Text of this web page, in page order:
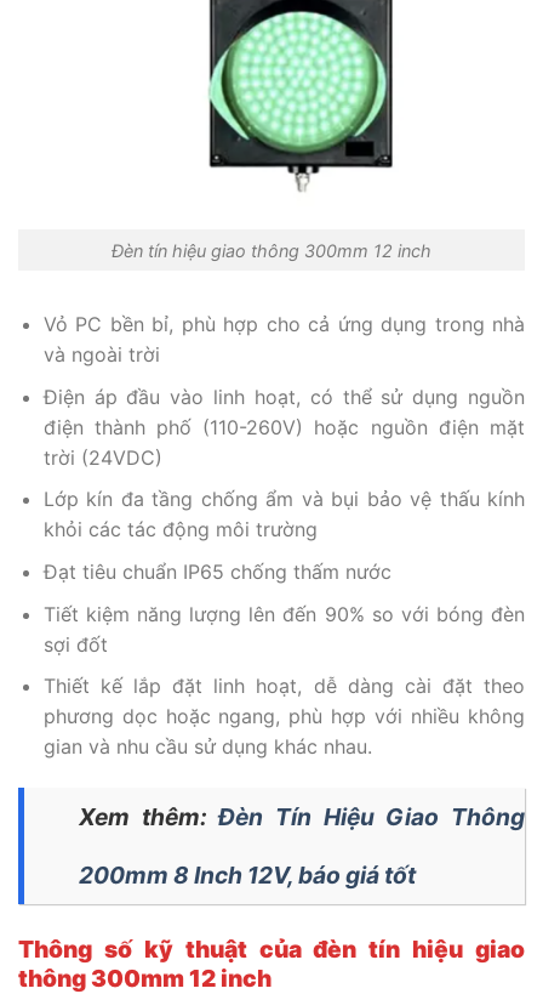
Đèn tín hiệu giao thông 300mm 12 inch
Vỏ PC bền bỉ, phù hợp cho cả ứng dụng trong nhà
và ngoài trời
Điện áp đầu vào linh hoạt, có thể sử dụng nguồn
điện thành phố (110-260V) hoặc nguồn điện mặt
trời (24VDC)
Lớp kín đa tầng chống ẩm và bụi bảo vệ thấu kính
khỏi các tác động môi trường
Đạt tiêu chuẩn IP65 chống thấm nước
Tiết kiệm năng lượng lên đến 90% so với bóng đèn
sợi đốt
Thiết kế lắp đặt linh hoạt, dễ dàng cài đặt theo
phương dọc hoặc ngang, phù hợp với nhiều không
gian và nhu cầu sử dụng khác nhau.
Xem thêm:Đèn Tín Hiệu Giao Thông
200mm 8 Inch 12V, báo giá tốt
Thông số kỹ thuật của đèn tín hiệu giao
thông 300mm 12 inch